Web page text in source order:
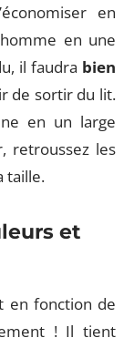
en
en une
il faudra bien
de sortir du lit.
en un large
retroussez les
taille.
et
en fonction de
! Il tient